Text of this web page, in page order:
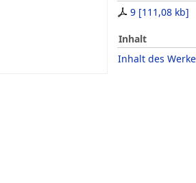
9 [111,08 kb]
Inhalt
Inhalt des